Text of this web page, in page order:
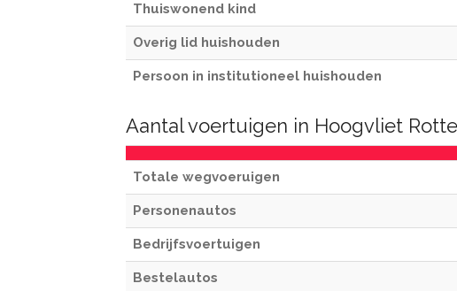
Thuiswonend kind
Overig lid huishouden
Persoon in institutioneel huishouden
Aantal voertuigen in Hoogvliet
Totale wegvoeruigen
Personenautos
Bedrijfsvoertuigen
Bestelautos